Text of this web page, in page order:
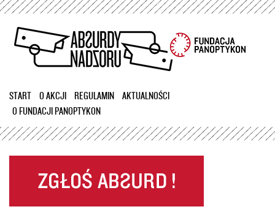
Przejdź
treści
START O AKCJI REGULAMIN
AKTUALNOŚCI
O FUNDACJI PANOPTYKON